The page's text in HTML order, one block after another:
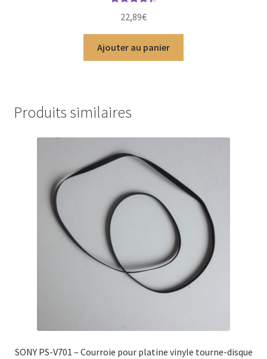
sur 5
22,89€
Ajouter au panier
Produits similaires
SONY PS-V701 – Courroie pour platine vinyle tourne-disque